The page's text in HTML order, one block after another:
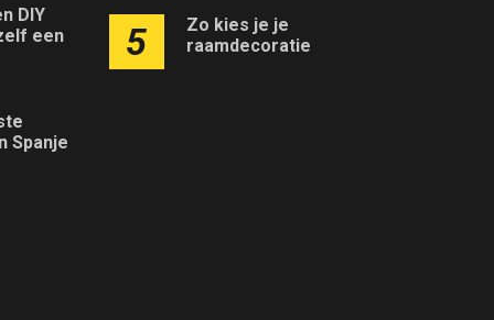
DIY
een
Spanje
5
Zo kies je je
raamdecoratie